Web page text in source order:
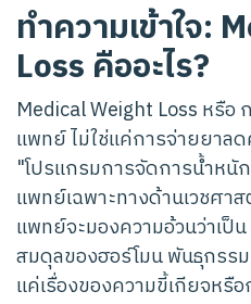
ทำความเข้าใจ:
Loss คืออะไร?
Medical Weight Loss หรือ
แพทย์ ไม่ใช่แค่การจ่ายยาล
"โปรแกรมการจัดการน้ำห
แพทย์เฉพาะทางด้านเวชศา
แพทย์จะมองความอ้วนว่าเป็
สมดุลของฮอร์โมน พันธุกรร
แค่เรื่องของความขี้เกียจหรื